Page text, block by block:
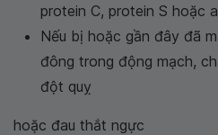
protein C, protein S hoặc
Nếu bị hoặc gần đây đã
đông trong động mạch,
đột quỵ
hoặc đau thắt ngực